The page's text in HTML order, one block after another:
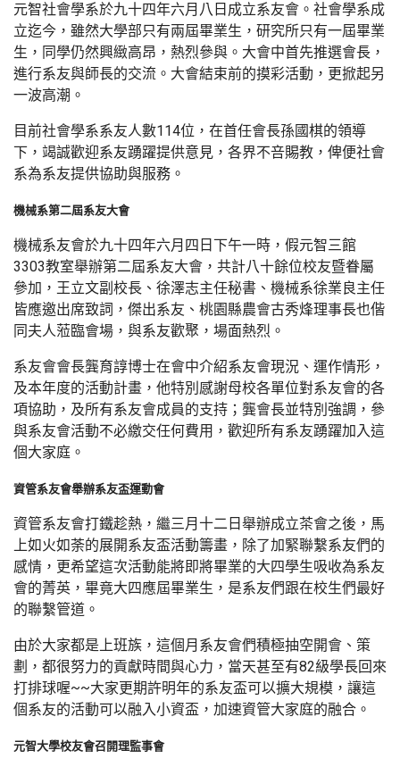
元智社會學系於九十四年六月八日成立系友會。社會學系成
立迄今，雖然大學部只有兩屆畢業生，研究所只有一屆畢業
生，同學仍然興緻高昂，熱烈參與。大會中首先推選會長，
進行系友與師長的交流。大會結束前的摸彩活動，更掀起另
一波高潮。
目前社會學系系友人數114位，在首任會長孫國棋的領導
下，竭誠歡迎系友踴躍提供意見，各界不咅賜教，俾便社會
系為系友提供協助與服務。
機械系第二屆系友大會
機械系友會於九十四年六月四日下午一時，假元智三館
3303教室舉辦第二屆系友大會，共計八十餘位校友暨眷屬
參加，王立文副校長、徐澤志主任秘書、機械系徐業良主任
皆應邀出席致詞，傑出系友、桃園縣農會古秀烽理事長也偕
同夫人蒞臨會場，與系友歡聚，場面熱烈。
系友會會長龔育諄博士在會中介紹系友會現況、運作情形，
及本年度的活動計畫，他特別感謝母校各單位對系友會的各
項協助，及所有系友會成員的支持；龔會長並特別強調，參
與系友會活動不必繳交任何費用，歡迎所有系友踴躍加入這
個大家庭。
資管系友會舉辦系友盃運動會
資管系友會打鐵趁熱，繼三月十二日舉辦成立茶會之後，馬
上如火如荼的展開系友盃活動籌畫，除了加緊聯繫系友們的
感情，更希望這次活動能將即將畢業的大四學生吸收為系友
會的菁英，畢竟大四應屆畢業生，是系友們跟在校生們最好
的聯繫管道。
由於大家都是上班族，這個月系友會們積極抽空開會、策
劃，都很努力的貢獻時間與心力，當天甚至有82級學長回來
打排球喔~~大家更期許明年的系友盃可以擴大規模，讓這
個系友的活動可以融入小資盃，加速資管大家庭的融合。
元智大學校友會召開理監事會